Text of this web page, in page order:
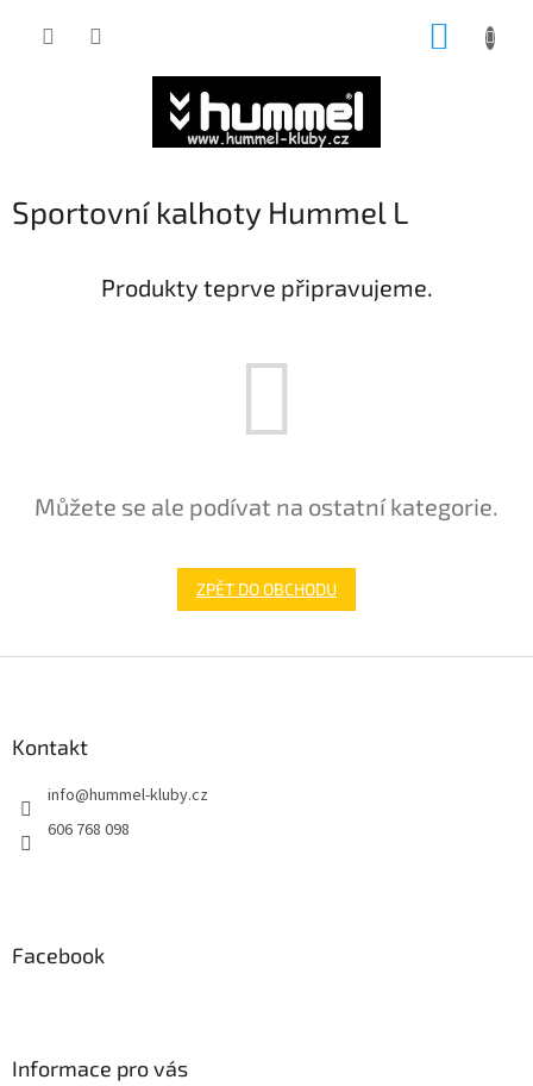
Sportovní kalhoty Hummel L
Produkty teprve připravujeme.
Můžete se ale podívat na ostatní kategorie.
ZPĚT DO OBCHODU
Kontakt
info@hummel-kluby.cz
606 768 098
Facebook
Informace pro vás